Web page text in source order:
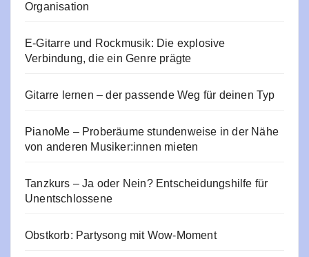
Organisation
E‑Gitarre und Rockmusik: Die explosive
Verbindung, die ein Genre prägte
Gitarre lernen – der passende Weg für deinen Typ
PianoMe – Proberäume stundenweise in der Nähe
von anderen Musiker:innen mieten
Tanzkurs – Ja oder Nein? Entscheidungshilfe für
Unentschlossene
Obstkorb: Partysong mit Wow-Moment